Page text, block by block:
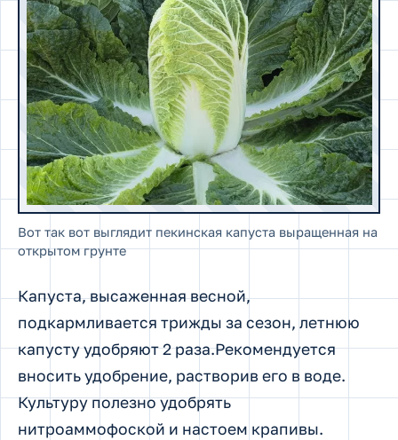
Вот так вот выглядит пекинская капуста выращенная на
открытом грунте
Капуста, высаженная весной,
подкармливается трижды за сезон, летнюю
капусту удобряют 2 раза.Рекомендуется
вносить удобрение, растворив его в воде.
Культуру полезно удобрять
нитроаммофоской и настоем крапивы.